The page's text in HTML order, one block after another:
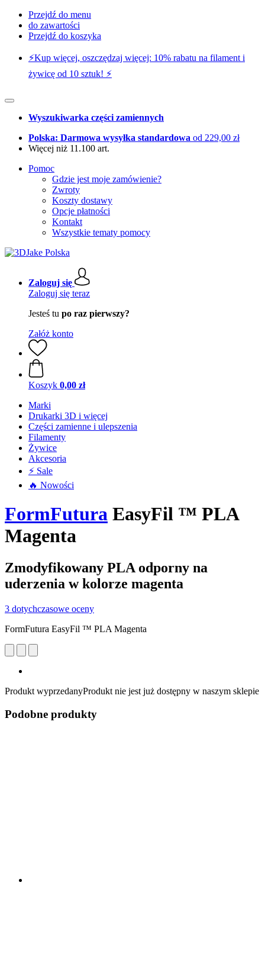
Przejdź do menu
do zawartości
Przejdź do koszyka
⚡️Kup więcej, oszczędzaj więcej: 10% rabatu na filament i
żywicę od 10 sztuk! ⚡️
Wyszukiwarka części zamiennych
Polska: Darmowa wysyłka standardowa od 229,00 zł
Więcej niż 11.100 art.
Pomoc
Gdzie jest moje zamówienie?
Zwroty
Koszty dostawy
Opcje płatności
Kontakt
Wszystkie tematy pomocy
Zaloguj się
Zaloguj się teraz
Jesteś tu po raz pierwszy?
Załóż konto
Koszyk 0,00 zł
Marki
Drukarki 3D i więcej
Części zamienne i ulepszenia
Filamenty
Żywice
Akcesoria
⚡ Sale
🔥 Nowości
FormFutura EasyFil ™ PLA
Magenta
Zmodyfikowany PLA odporny na
uderzenia w kolorze magenta
3 dotychczasowe oceny
FormFutura EasyFil ™ PLA Magenta
Produkt wyprzedanyProdukt nie jest już dostępny w naszym sklepie
Podobne produkty